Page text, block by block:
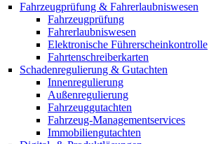
Fahrzeugprüfung & Fahrerlaubniswesen
Fahrzeugprüfung
Fahrerlaubniswesen
Elektronische Führerscheinkontrolle
Fahrtenschreiberkarten
Schadenregulierung & Gutachten
Innenregulierung
Außenregulierung
Fahrzeuggutachten
Fahrzeug-Managementservices
Immobiliengutachten